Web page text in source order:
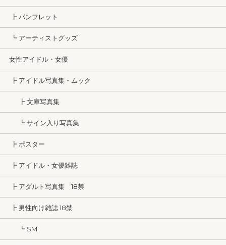
┣ パンフレット
┗ アーティストグッズ
女性アイドル・女優
┣ アイドル写真集・ムック
┣ 文庫写真集
┗ サイン入り写真集
┣ ポスター
┣ アイドル・女優雑誌
┣ アダルト写真集 18禁
┣ 男性向け雑誌 18禁
┗ SM